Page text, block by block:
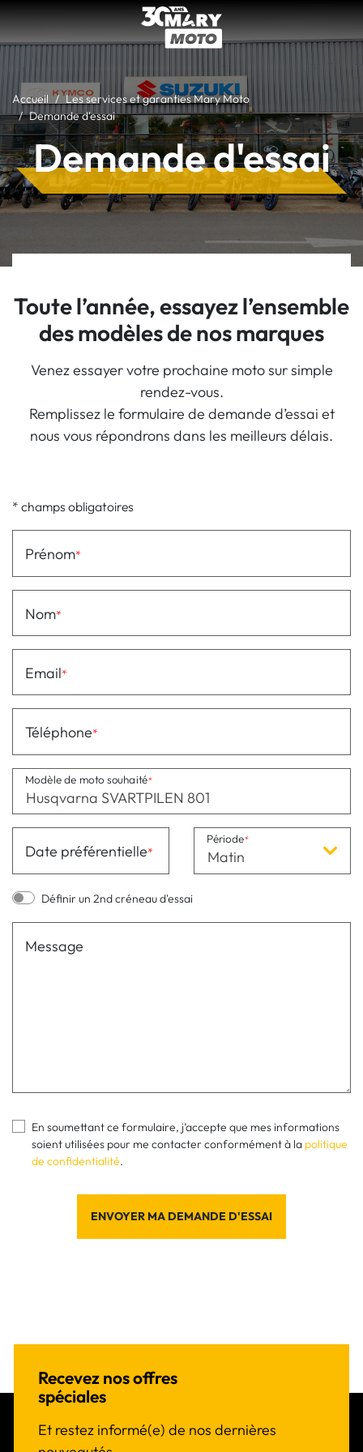
Accueil
Les services et garanties Mary Moto
Demande d'essai
Demande d'essai
Toute l’année, essayez l’ensemble
des modèles de nos marques
Venez essayer votre prochaine moto sur simple
rendez-vous.
Remplissez le formulaire de demande d’essai et
nous vous répondrons dans les meilleurs délais.
* champs obligatoires
Prénom
Nom
Email
Téléphone
Modèle de moto souhaité
Date préférentielle Matin
Période
Définir un 2nd créneau d'essai
Message
En soumettant ce formulaire, j’accepte que mes informations
soient utilisées pour me contacter conformément à la politique
de confidentialité.
ENVOYER MA DEMANDE D'ESSAI
Recevez nos offres
spéciales
Et restez informé(e) de nos dernières